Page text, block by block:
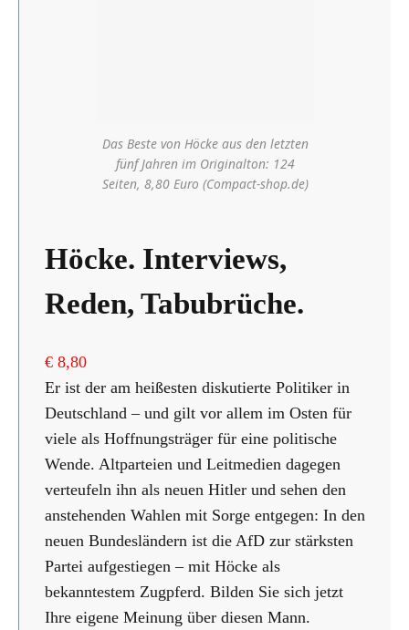
Das Beste von Höcke aus den letzten
fünf Jahren im Originalton: 124
Seiten, 8,80 Euro (Compact-shop.de)
Höcke. Interviews,
Reden, Tabubrüche.
€ 8,80
Er ist der am heißesten diskutierte Politiker in
Deutschland – und gilt vor allem im Osten für
viele als Hoffnungsträger für eine politische
Wende. Altparteien und Leitmedien dagegen
verteufeln ihn als neuen Hitler und sehen den
anstehenden Wahlen mit Sorge entgegen: In den
neuen Bundesländern ist die AfD zur stärksten
Partei aufgestiegen – mit Höcke als
bekanntestem Zugpferd. Bilden Sie sich jetzt
Ihre eigene Meinung über diesen Mann.